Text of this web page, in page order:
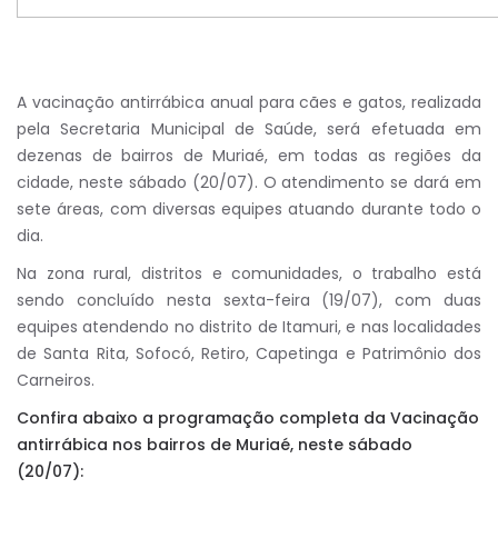
A vacinação antirrábica anual para cães e gatos, realizada
pela Secretaria Municipal de Saúde, será efetuada em
dezenas de bairros de Muriaé, em todas as regiões da
cidade, neste sábado (20/07). O atendimento se dará em
sete áreas, com diversas equipes atuando durante todo o
dia.
Na zona rural, distritos e comunidades, o trabalho está
sendo concluído nesta sexta-feira (19/07), com duas
equipes atendendo no distrito de Itamuri, e nas localidades
de Santa Rita, Sofocó, Retiro, Capetinga e Patrimônio dos
Carneiros.
Confira abaixo a programação completa da Vacinação
antirrábica nos bairros de Muriaé, neste sábado
(20/07):